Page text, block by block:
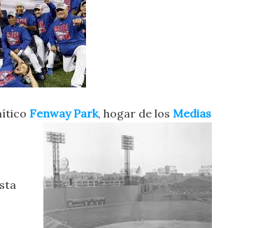
Fenway Park, hogar de los Medias